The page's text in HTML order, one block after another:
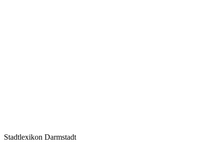
Stadtlexikon Darmstadt